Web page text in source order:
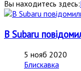
Вы находитесь здесь:
В Subaru
5 нояб 2020
Блискавка